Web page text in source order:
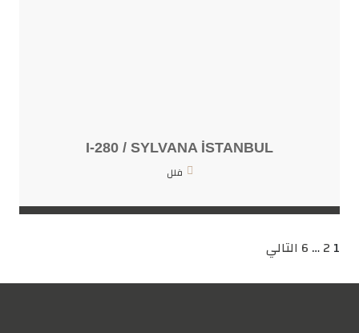
I-280 / SYLVANA İSTANBUL
فلل
1
2
…
6 التالي